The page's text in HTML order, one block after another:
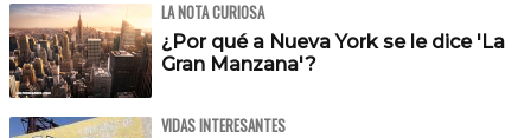
LA NOTA CURIOSA
¿Por qué a Nueva York se le dice 'La
Gran Manzana'?
VIDAS INTERESANTES